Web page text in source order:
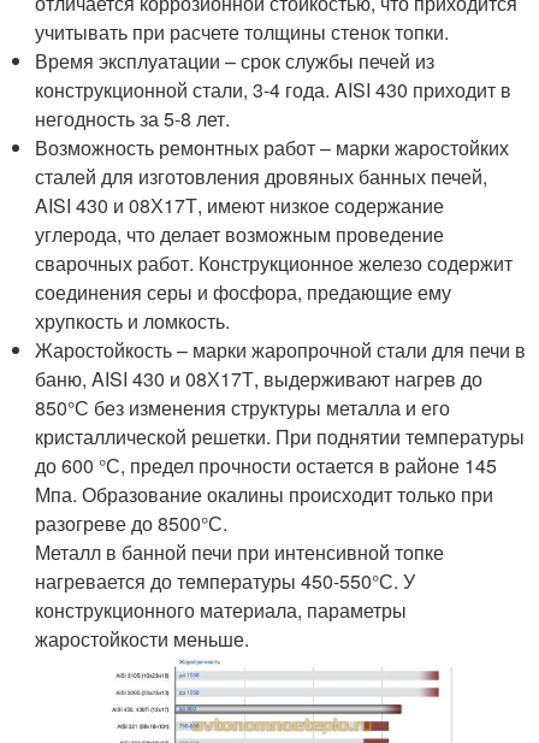
учитывать при расчете толщины стенок топки.
Время эксплуатации – срок службы печей из
конструкционной стали, 3-4 года. AISI 430 приходит в
негодность за 5-8 лет.
Возможность ремонтных работ – марки жаростойких
сталей для изготовления дровяных банных печей,
AISI 430 и 08Х17Т, имеют низкое содержание
углерода, что делает возможным проведение
сварочных работ. Конструкционное железо содержит
соединения серы и фосфора, предающие ему
хрупкость и ломкость.
Жаростойкость – марки жаропрочной стали для печи в
баню, AISI 430 и 08Х17Т, выдерживают нагрев до
850°С без изменения структуры металла и его
кристаллической решетки. При поднятии температуры
до 600 °С, предел прочности остается в районе 145
Мпа. Образование окалины происходит только при
разогреве до 8500°С.
Металл в банной печи при интенсивной топке
нагревается до температуры 450-550°С. У
конструкционного материала, параметры
жаростойкости меньше.